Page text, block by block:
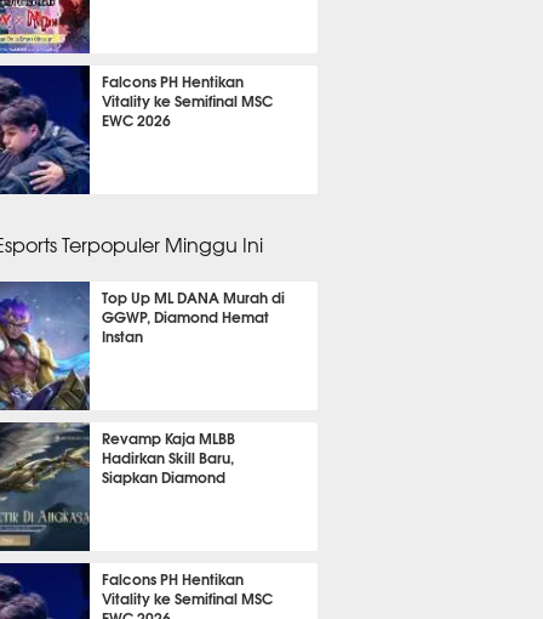
1 hari lalu
Falcons PH Hentikan
Vitality ke Semifinal MSC
EWC 2026
Terpopuler Minggu Ini
Top Up ML DANA Murah di
GGWP, Diamond Hemat
Instan
Revamp Kaja MLBB
Hadirkan Skill Baru,
Siapkan Diamond
Falcons PH Hentikan
Vitality ke Semifinal MSC